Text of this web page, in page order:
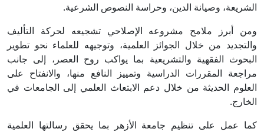
الشريعة، وصيانة الدين، وحراسة النصوص الشرعية.
ومن أبرز ملامح مشروعه الإصلاحي تشجيعه لحركة التأليف
والتجديد من خلال الجوائز العلمية، وتوجيهه للعلماء نحو تطوير
البحوث الفقهية والتشريعية بما يواكب روح العصر، إلى جانب
مراجعة المقررات الدراسية وتمييز النافع منها، والانفتاح على
العلوم الحديثة من خلال دعم الابتعاث العلمي إلى الجامعات في
الخارج.
كما عمل على تنظيم جامعة الأزهر بما يحقق رسالتها العلمية